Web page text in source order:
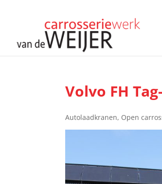
Volvo FH
Autolaadkranen, Open